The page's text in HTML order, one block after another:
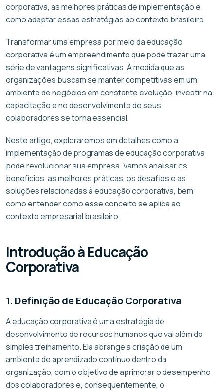
corporativa, as melhores práticas de implementação e
como adaptar essas estratégias ao contexto brasileiro.
Transformar uma empresa por meio da educação
corporativa é um empreendimento que pode trazer uma
série de vantagens significativas. À medida que as
organizações buscam se manter competitivas em um
ambiente de negócios em constante evolução, investir na
capacitação e no desenvolvimento de seus
colaboradores se torna essencial.
Neste artigo, exploraremos em detalhes como a
implementação de programas de educação corporativa
pode revolucionar sua empresa. Vamos analisar os
benefícios, as melhores práticas, os desafios e as
soluções relacionadas à educação corporativa, bem
como entender como esse conceito se aplica ao
contexto empresarial brasileiro.
Introdução à Educação
Corporativa
1. Definição de Educação Corporativa
A educação corporativa é uma estratégia de
desenvolvimento de recursos humanos que vai além do
simples treinamento. Ela abrange a criação de um
ambiente de aprendizado contínuo dentro da
organização, com o objetivo de aprimorar o desempenho
dos colaboradores e, consequentemente, o